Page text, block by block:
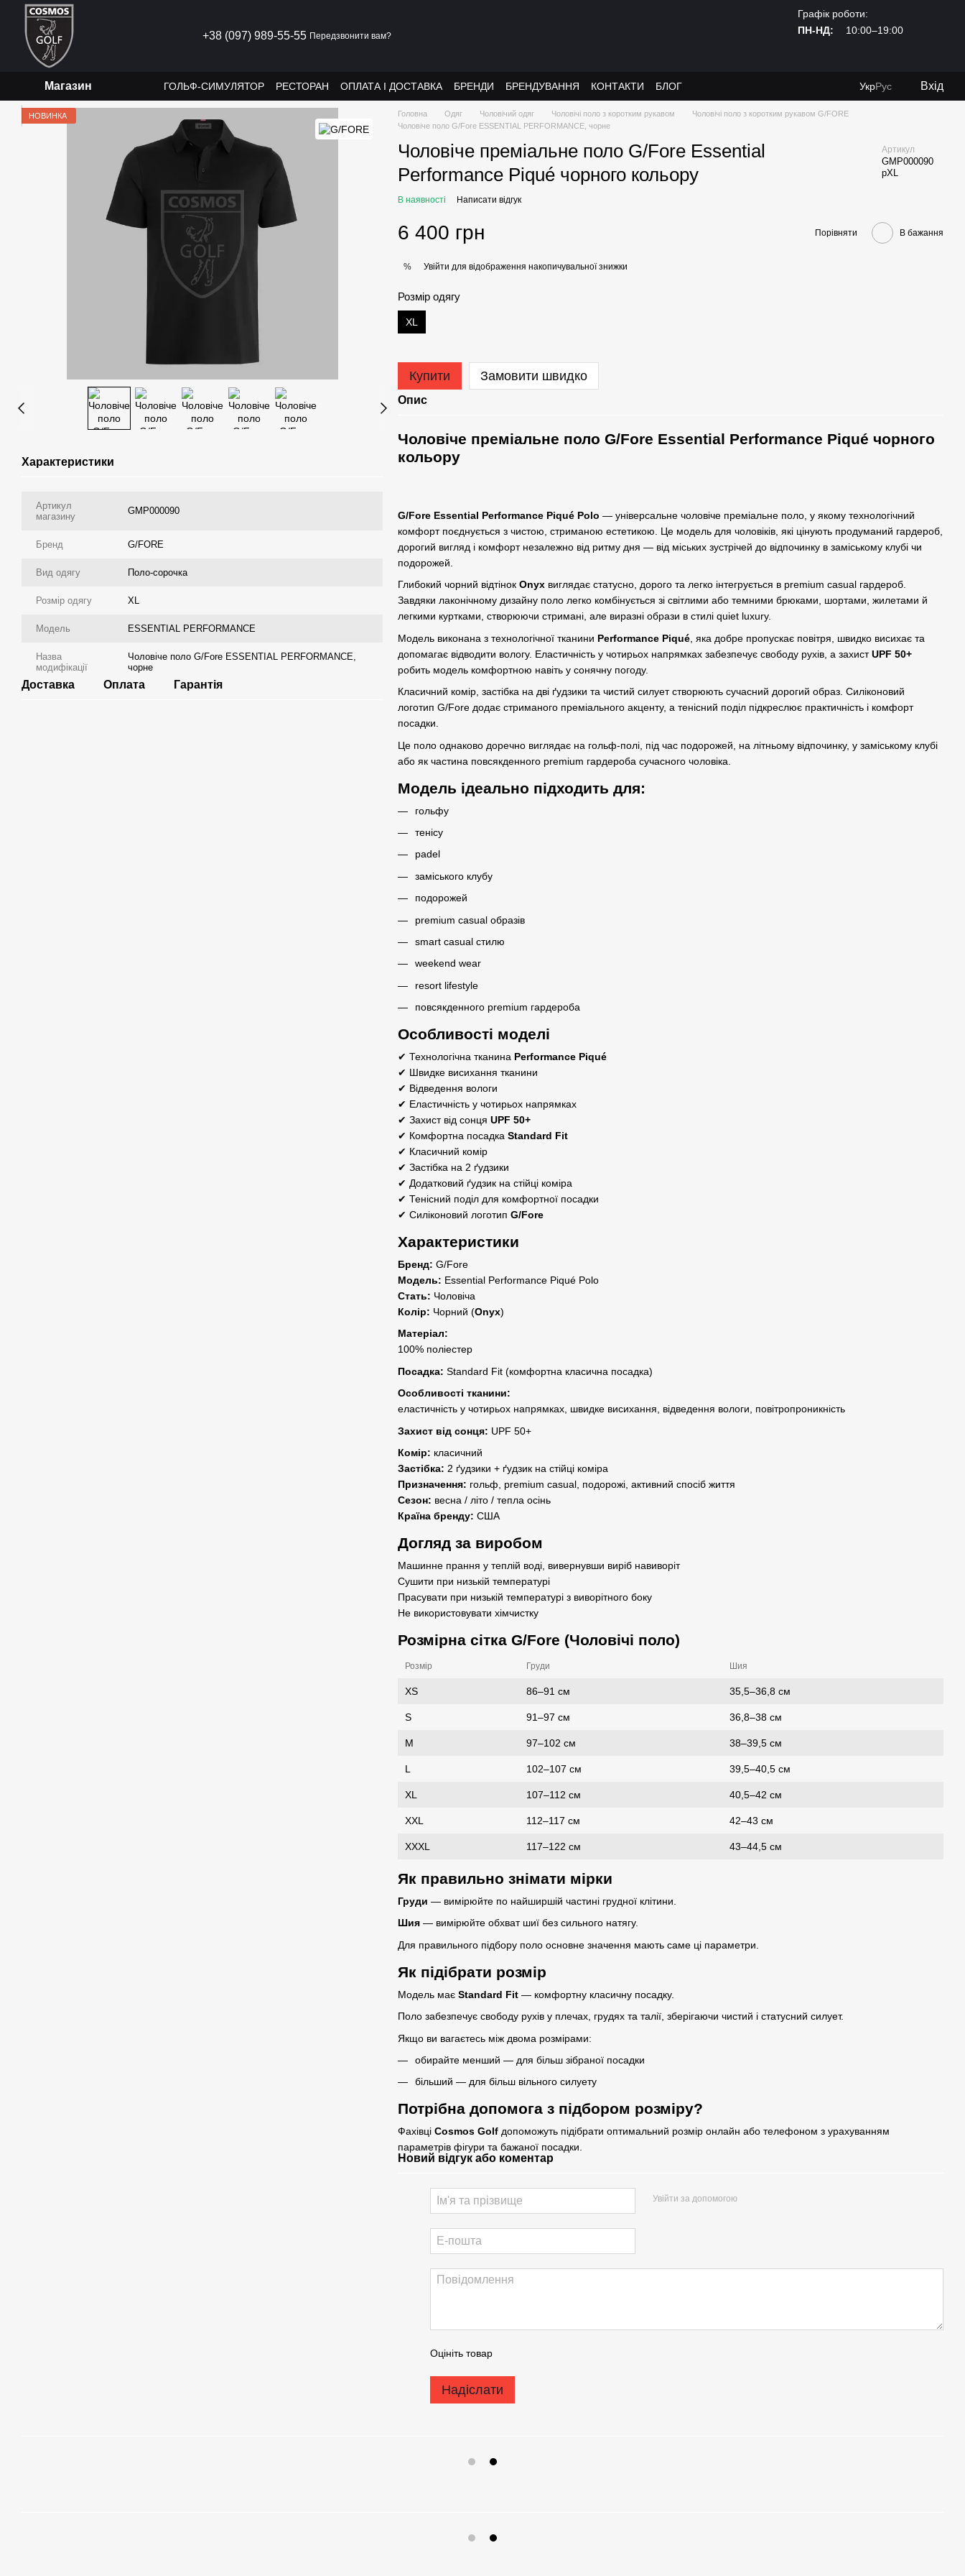
Перейти до основного контенту
+38 (097) 989-55-55 Передзвонити вам?
Графік роботи:
ПН-НД:
10:00–19:00
Магазин ГОЛЬФ-СИМУЛЯТОР РЕСТОРАН ОПЛАТА І ДОСТАВКА БРЕНДИ БРЕНДУВАННЯ КОНТАКТИ БЛОГ УкрРус Вхід
НОВИНКА
Характеристики
Артикул
магазину
GMP000090
Бренд G/FORE
Вид одягу Поло-сорочка
Розмір одягу XL
Модель ESSENTIAL PERFORMANCE
Назва
модифікації
Чоловіче поло G/Fore ESSENTIAL PERFORMANCE,
чорне
Доставка Оплата Гарантія
Головна Одяг Чоловічий одяг Чоловічі поло з коротким рукавом
Чоловічі поло з коротким рукавом G/FORE
Чоловіче поло G/Fore ESSENTIAL PERFORMANCE, чорне
Чоловіче преміальне поло G/Fore Essential
Performance Piqué чорного кольору
Артикул
GMP000090
рXL
В наявності Написати відгук
6 400 грн Порівняти В бажання
% Увійти для відображення накопичувальної знижки
Розмір одягу
XL
Купити Замовити швидко
Опис
Чоловіче преміальне поло G/Fore Essential Performance Piqué чорного
кольору
G/Fore Essential Performance Piqué Polo — універсальне чоловіче преміальне поло, у якому технологічний
комфорт поєднується з чистою, стриманою естетикою. Це модель для чоловіків, які цінують продуманий гардероб,
дорогий вигляд і комфорт незалежно від ритму дня — від міських зустрічей до відпочинку в заміському клубі чи
подорожей.
Глибокий чорний відтінок Onyxвиглядає статусно, дорого та легко інтегрується в premium casual гардероб.
Завдяки лаконічному дизайну поло легко комбінується зі світлими або темними брюками, шортами, жилетами й
легкими куртками, створюючи стримані, але виразні образи в стилі quiet luxury.
Модель виконана з технологічної тканини Performance Piqué, яка добре пропускає повітря, швидко висихає та
допомагає відводити вологу. Еластичність у чотирьох напрямках забезпечує свободу рухів, а захистUPF 50+
робить модель комфортною навіть у сонячну погоду.
Класичний комір, застібка на дві ґудзики та чистий силует створюють сучасний дорогий образ. Силіконовий
логотип G/Fore додає стриманого преміального акценту, а тенісний поділ підкреслює практичність і комфорт
посадки.
Це поло однаково доречно виглядає на гольф-полі, під час подорожей, на літньому відпочинку, у заміському клубі
або як частина повсякденного premium гардероба сучасного чоловіка.
Модель ідеально підходить для:
гольфу
тенісу
padel
заміського клубу
подорожей
premium casual образів
smart casual стилю
weekend wear
resort lifestyle
повсякденного premium гардероба
Особливості моделі
✔ Технологічна тканина Performance Piqué
✔ Швидке висихання тканини
✔ Відведення вологи
✔ Еластичність у чотирьох напрямках
✔ Захист від сонця UPF 50+
✔ Комфортна посадка Standard Fit
✔ Класичний комір
✔ Застібка на 2 ґудзики
✔ Додатковий ґудзик на стійці коміра
✔ Тенісний поділ для комфортної посадки
✔ Силіконовий логотип G/Fore
Характеристики
Бренд: G/Fore
Модель: Essential Performance Piqué Polo
Стать: Чоловіча
Колір: Чорний (Onyx)
Матеріал:
100% поліестер
Посадка: Standard Fit (комфортна класична посадка)
Особливості тканини:
еластичність у чотирьох напрямках, швидке висихання, відведення вологи, повітропроникність
Захист від сонця: UPF 50+
Комір: класичний
Застібка: 2 ґудзики + ґудзик на стійці коміра
Призначення: гольф, premium casual, подорожі, активний спосіб життя
Сезон: весна / літо / тепла осінь
Країна бренду: США
Догляд за виробом
Машинне прання у теплій воді, вивернувши виріб навиворіт
Сушити при низькій температурі
Прасувати при низькій температурі з виворітного боку
Не використовувати хімчистку
Розмірна сітка G/Fore (Чоловічі поло)
Розмір Груди Шия
XS 86–91 см 35,5–36,8 см
S 91–97 см 36,8–38 см
M 97–102 см 38–39,5 см
L 102–107 см 39,5–40,5 см
XL 107–112 см 40,5–42 см
XXL 112–117 см 42–43 см
XXXL 117–122 см 43–44,5 см
Як правильно знімати мірки
Груди — вимірюйте по найширшій частині грудної клітини.
Шия— вимірюйте обхват шиї без сильного натягу.
Для правильного підбору поло основне значення мають саме ці параметри.
Як підібрати розмір
Модель має Standard Fit— комфортну класичну посадку.
Поло забезпечує свободу рухів у плечах, грудях та талії, зберігаючи чистий і статусний силует.
Якщо ви вагаєтесь між двома розмірами:
обирайте менший — для більш зібраної посадки
більший — для більш вільного силуету
Потрібна допомога з підбором розміру?
Фахівці Cosmos Golfдопоможуть підібрати оптимальний розмір онлайн або телефоном з урахуванням
параметрів фігури та бажаної посадки.
Новий відгук або коментар
Увійти за допомогою
Оцініть товар
Надіслати